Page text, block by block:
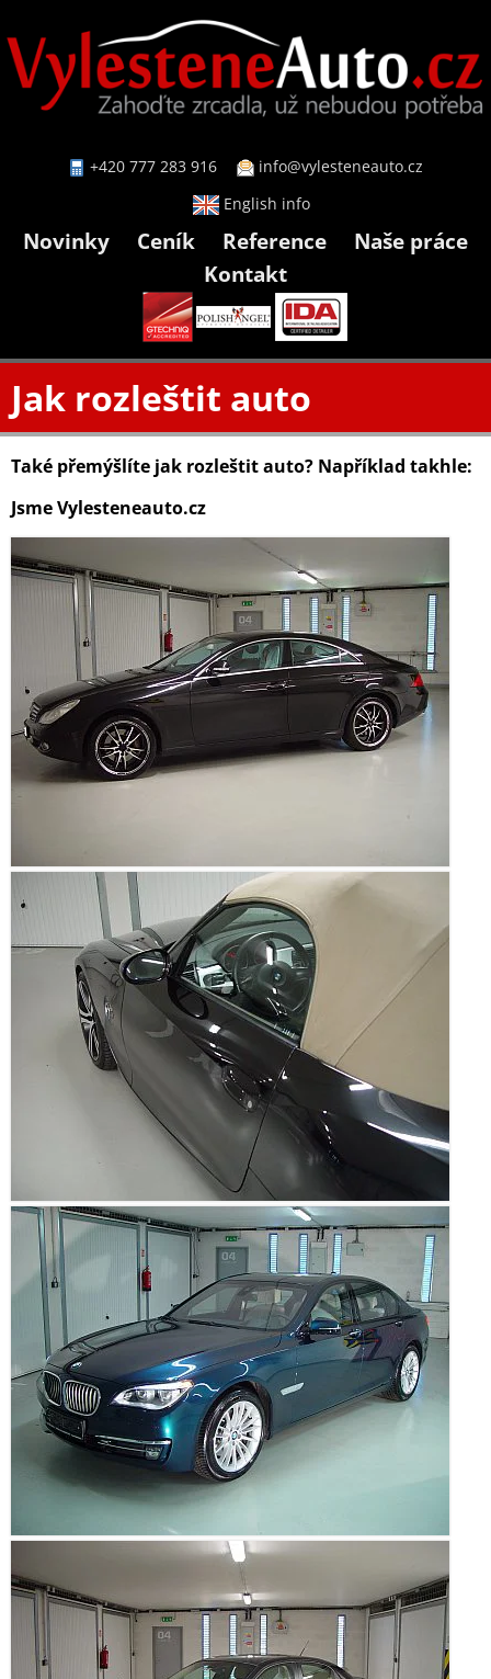
+420 777 283 916
info@vylesteneauto.cz
English info
Novinky Ceník Reference
Naše práce
Kontakt
Jak rozleštit auto
Také přemýšlíte jak rozleštit auto? Například takhle:
Jsme Vylesteneauto.cz